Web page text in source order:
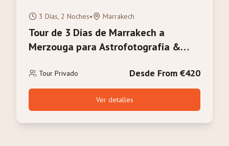
3 Días, 2 Noches• Marrakech
Tour de 3 Días de Marrakech a
Merzouga para Astrofotografía &
Sahara
Tour Privado Desde From €420
Ver detalles